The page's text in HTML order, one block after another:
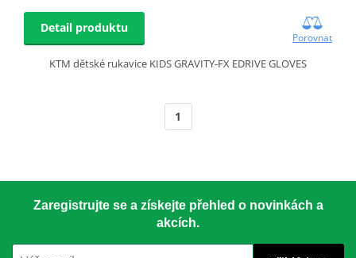
Detail produktu
Porovnat
KTM dětské rukavice KIDS GRAVITY-FX EDRIVE GLOVES
1
Zaregistrujte se a získejte přehled o novinkách a
akcích.